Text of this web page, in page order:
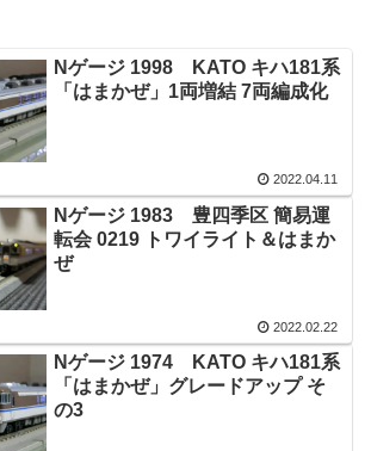
Nゲージ 1998 KATO キハ181系
「はまかぜ」1両増結 7両編成化
2022.04.11
Nゲージ 1983 豊四季区 簡易運
転会 0219 トワイライト＆はまか
ぜ
2022.02.22
Nゲージ 1974 KATO キハ181系
「はまかぜ」グレードアップ そ
の3